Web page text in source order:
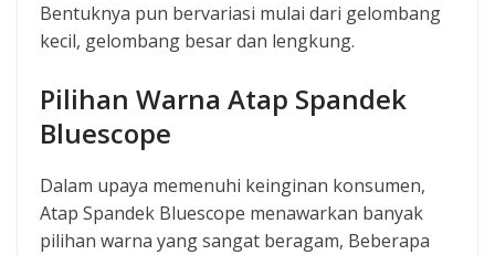
Bentuknya pun bervariasi mulai dari gelombang
kecil, gelombang besar dan lengkung.
Pilihan Warna Atap Spandek
Bluescope
Dalam upaya memenuhi keinginan konsumen,
Atap Spandek Bluescope menawarkan banyak
pilihan warna yang sangat beragam, Beberapa